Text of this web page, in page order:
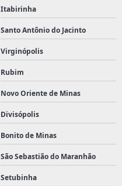
Itabirinha
Santo Antônio do Jacinto
Virginópolis
Rubim
Novo Oriente de Minas
Divisópolis
Bonito de Minas
São Sebastião do Maranhão
Setubinha